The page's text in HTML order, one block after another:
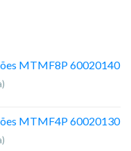
MTMF8P 60020140
MTMF4P 60020130